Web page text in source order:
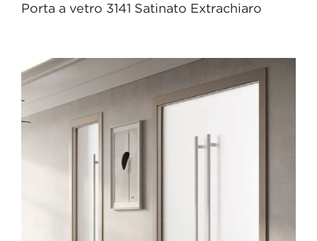
Porta a vetro 3141 Satinato Extrachiaro